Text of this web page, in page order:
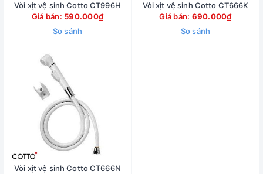
Vòi xịt vệ sinh Cotto CT996H
Giá bán: 590.000₫
So sánh
Vòi xịt vệ sinh Cotto CT666K
Giá bán: 690.000₫
So sánh
Vòi xịt vệ sinh Cotto CT666N